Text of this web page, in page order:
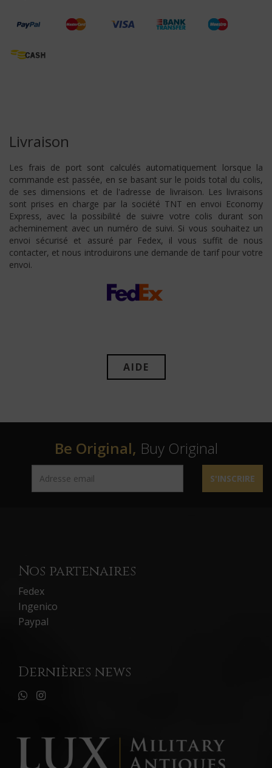
Livraison
Les frais de port sont calculés automatiquement lorsque la
commande est passée, en se basant sur le poids total du colis,
de ses dimensions et de l'adresse de livraison. Les livraisons
sont prises en charge par la société TNT en envoi Economy
Express, avec la possibilité de suivre votre colis durant son
acheminement avec un numéro de suivi. Si vous souhaitez un
envoi sécurisé et assuré par Fedex, il vous suffit de nous
contacter, et nous introduirons une demande de tarif pour votre
envoi.
AIDE
Be Original, Buy Original
S'INSCRIRE
Nos partenaires
Fedex
Ingenico
Paypal
Dernières news